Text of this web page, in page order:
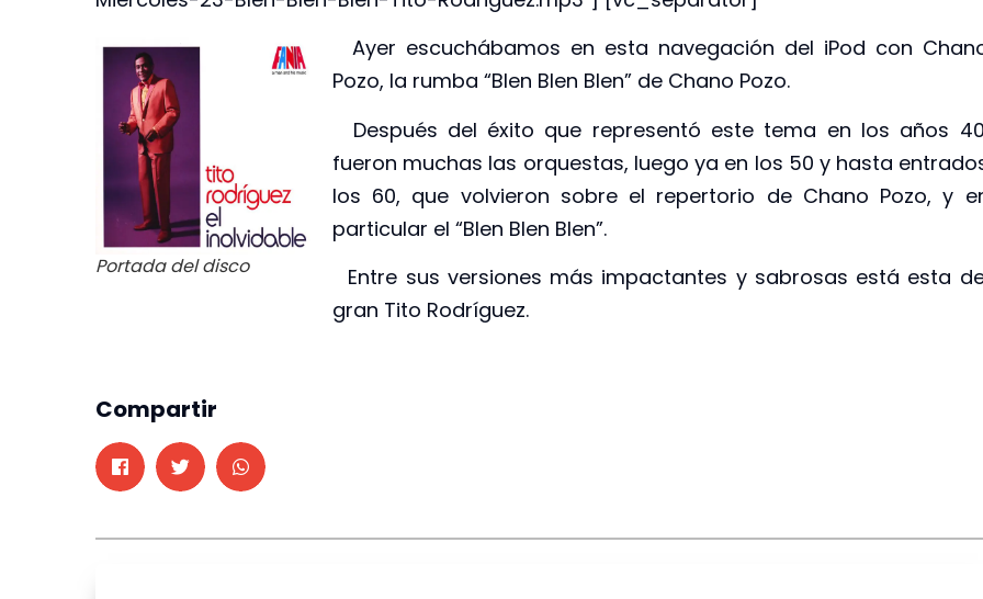
Portada del disco
Ayer escuchábamos en esta navegación del iPod con
Pozo, la rumba “Blen Blen Blen” de Chano Pozo.
Después del éxito que representó este tema en los años
fueron muchas las orquestas, luego ya en los 50 y hasta
los 60, que volvieron sobre el repertorio de Chano Pozo, y
particular el “Blen Blen Blen”.
Entre sus versiones más impactantes y sabrosas está esta
gran Tito Rodríguez.
Compartir